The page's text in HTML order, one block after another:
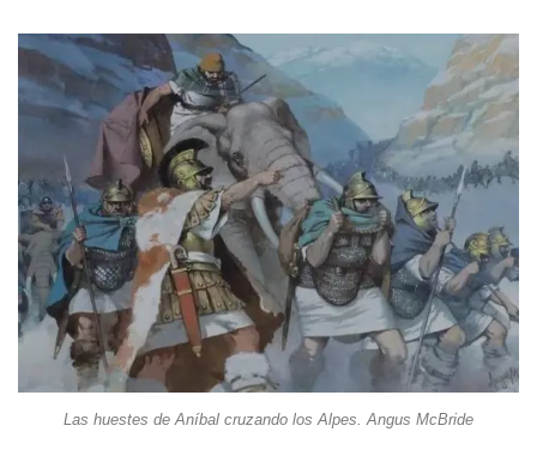
Las huestes de Aníbal cruzando los Alpes. Angus McBride